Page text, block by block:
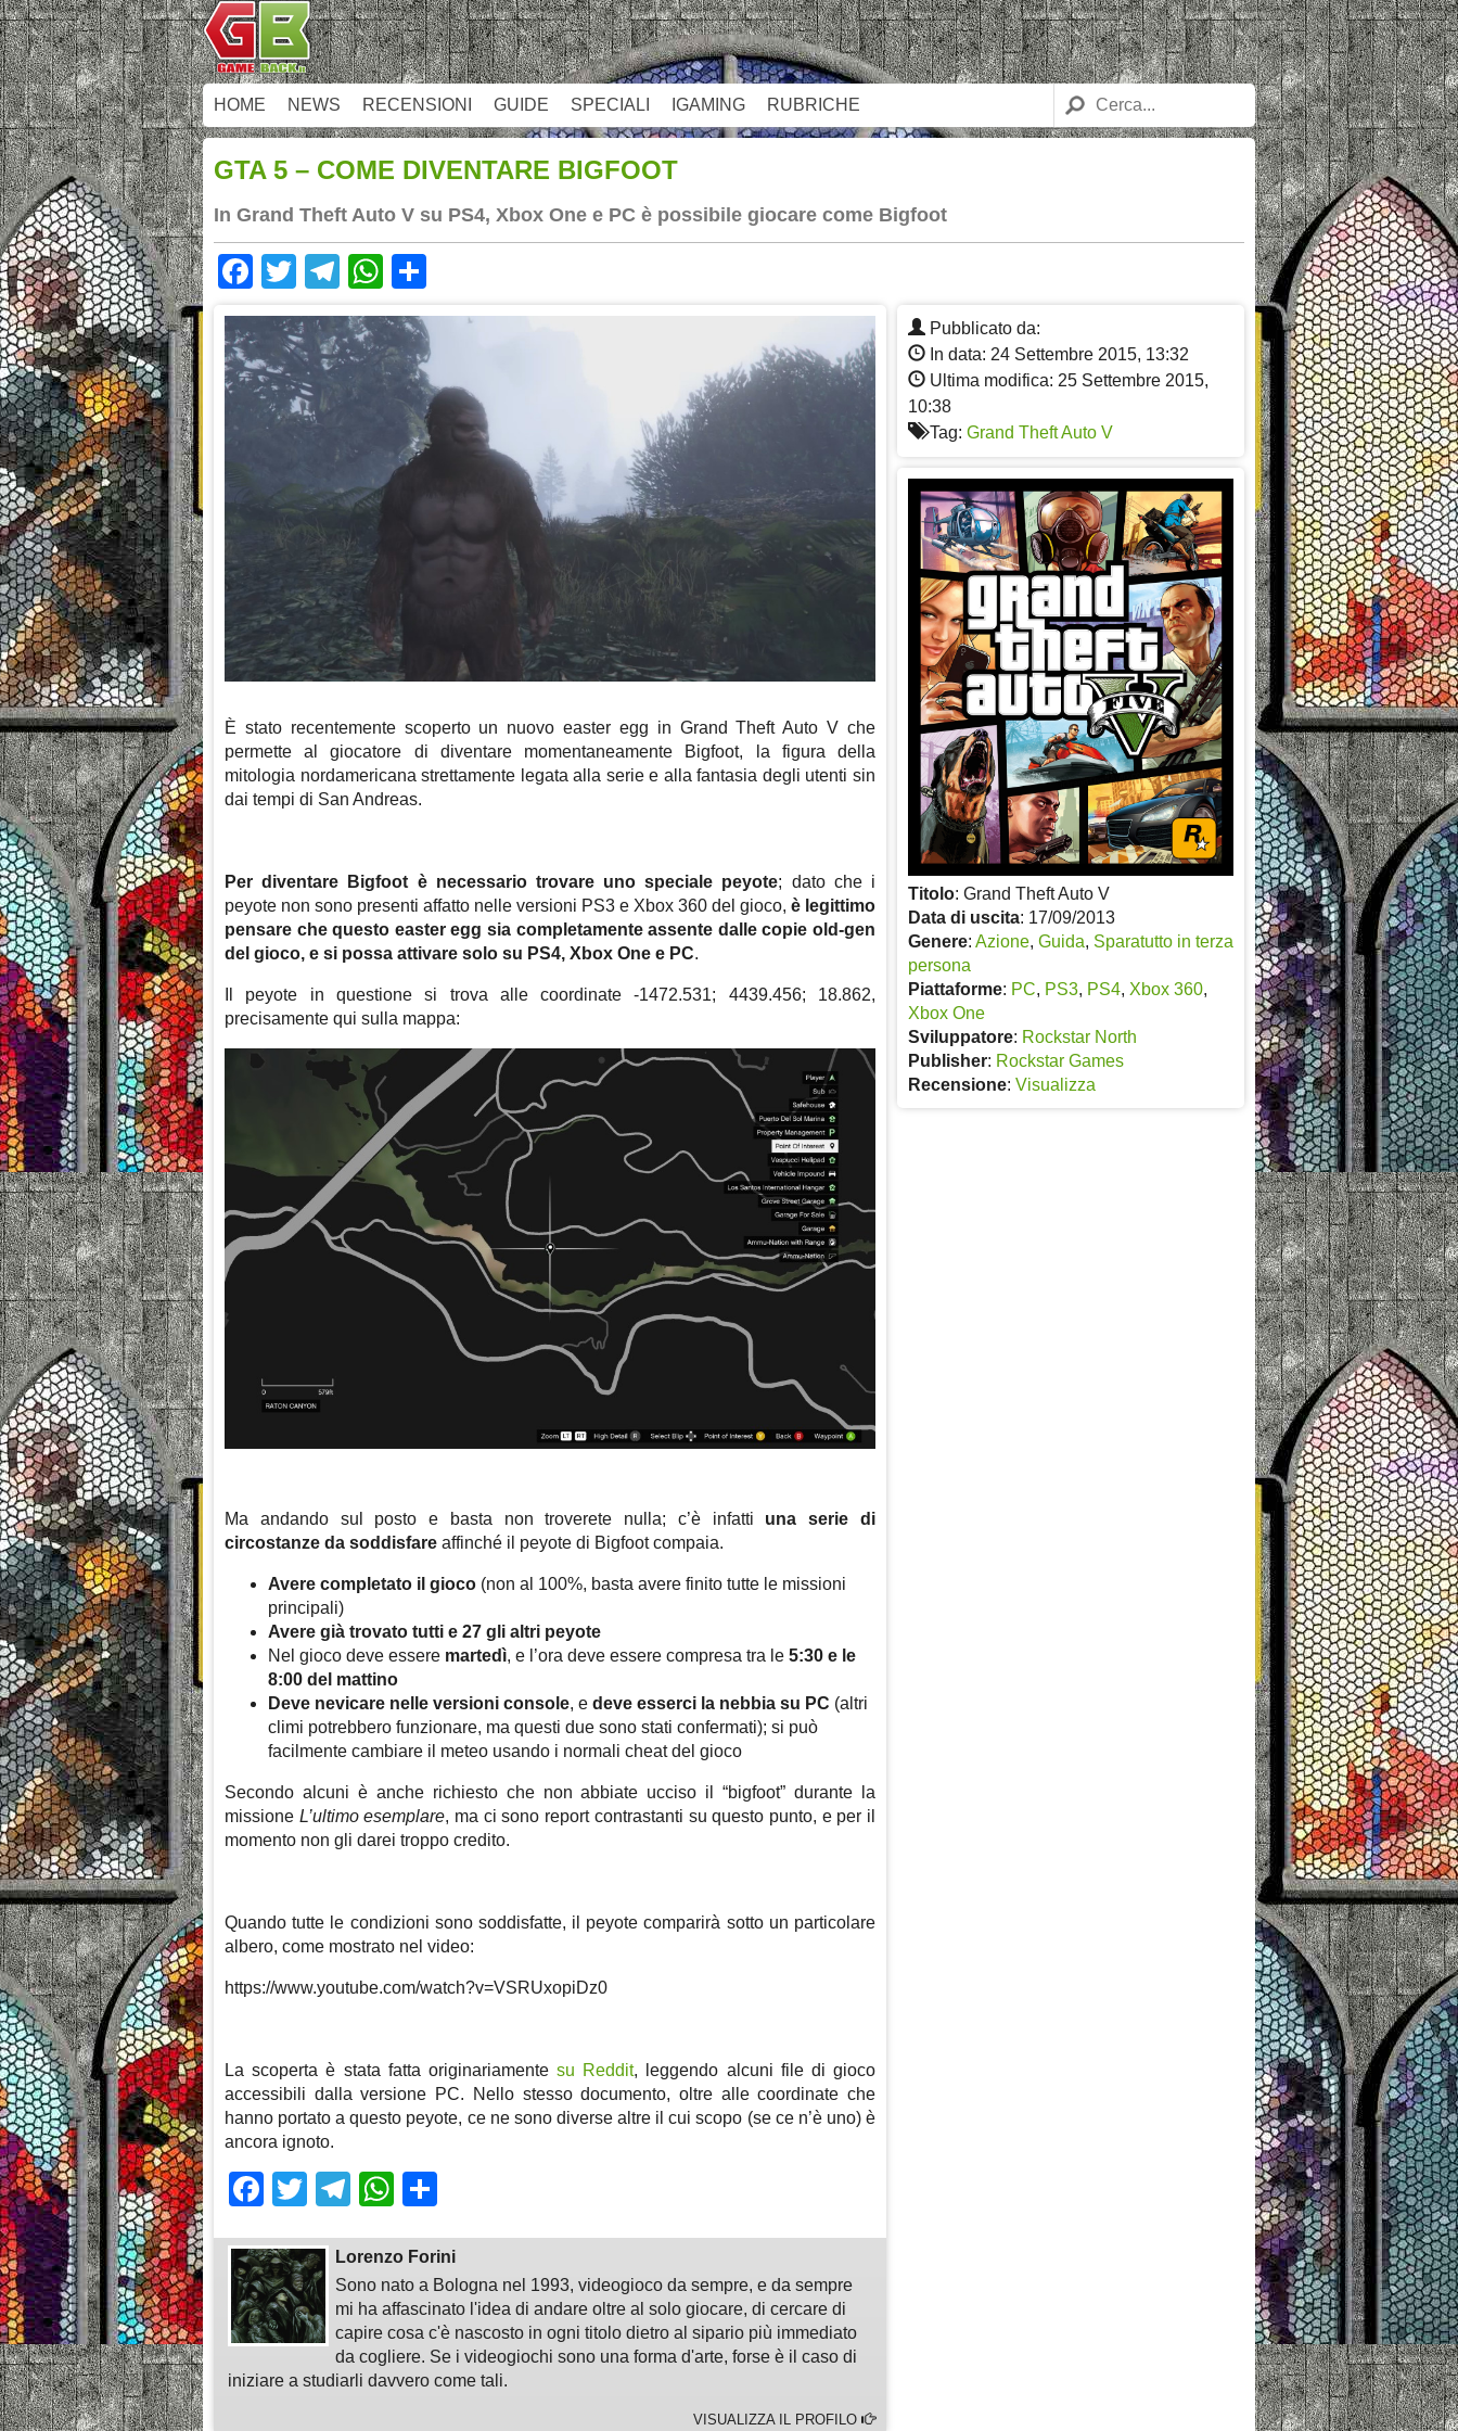
HOME NEWS RECENSIONI GUIDE SPECIALI IGAMING RUBRICHE
GTA 5 – COME DIVENTARE BIGFOOT
In Grand Theft Auto V su PS4, Xbox One e PC è possibile giocare come Bigfoot
Facebook
TwitterTelegram
WhatsApp
Pubblicato da:
In data: 24 Settembre 2015, 13:32
Ultima modifica: 25 Settembre 2015,
10:38
Tag: Grand Theft Auto V
Titolo: Grand Theft Auto V
Data di uscita: 17/09/2013
Genere: Azione, Guida, Sparatutto in terza
persona
Piattaforme: PC, PS3, PS4, Xbox 360,
Xbox One
Sviluppatore: Rockstar North
Publisher: Rockstar Games
Recensione: Visualizza
È stato recentemente scoperto un nuovo easter egg in Grand Theft Auto V che
permette al giocatore di diventare momentaneamente Bigfoot, la figura della
mitologia nordamericana strettamente legata alla serie e alla fantasia degli utenti sin
dai tempi di San Andreas.
Per diventare Bigfoot è necessario trovare uno speciale peyote; dato che i
peyote non sono presenti affatto nelle versioni PS3 e Xbox 360 del gioco, è legittimo
pensare che questo easter egg sia completamente assente dalle copie old-gen
del gioco, e si possa attivare solo su PS4, Xbox One e PC.
Il peyote in questione si trova alle coordinate -1472.531; 4439.456; 18.862,
precisamente qui sulla mappa:
Ma andando sul posto e basta non troverete nulla; c’è infatti una serie di
circostanze da soddisfare affinché il peyote di Bigfoot compaia.
Avere completato il gioco (non al 100%, basta avere finito tutte le missioni
principali)
Avere già trovato tutti e 27 gli altri peyote
Nel gioco deve essere martedì, e l’ora deve essere compresa tra le 5:30 e le
8:00 del mattino
Deve nevicare nelle versioni console, e deve esserci la nebbia su PC (altri
climi potrebbero funzionare, ma questi due sono stati confermati); si può
facilmente cambiare il meteo usando i normali cheat del gioco
Secondo alcuni è anche richiesto che non abbiate ucciso il “bigfoot” durante la
missione L’ultimo esemplare, ma ci sono report contrastanti su questo punto, e per il
momento non gli darei troppo credito.
Quando tutte le condizioni sono soddisfatte, il peyote comparirà sotto un particolare
albero, come mostrato nel video:
https://www.youtube.com/watch?v=VSRUxopiDz0
La scoperta è stata fatta originariamente su Reddit, leggendo alcuni file di gioco
accessibili dalla versione PC. Nello stesso documento, oltre alle coordinate che
hanno portato a questo peyote, ce ne sono diverse altre il cui scopo (se ce n’è uno) è
ancora ignoto.
Facebook
TwitterTelegram
WhatsApp
Lorenzo Forini
Sono nato a Bologna nel 1993, videogioco da sempre, e da sempre
mi ha affascinato l'idea di andare oltre al solo giocare, di cercare di
capire cosa c'è nascosto in ogni titolo dietro al sipario più immediato
da cogliere. Se i videogiochi sono una forma d'arte, forse è il caso di
iniziare a studiarli davvero come tali.
VISUALIZZA IL PROFILO